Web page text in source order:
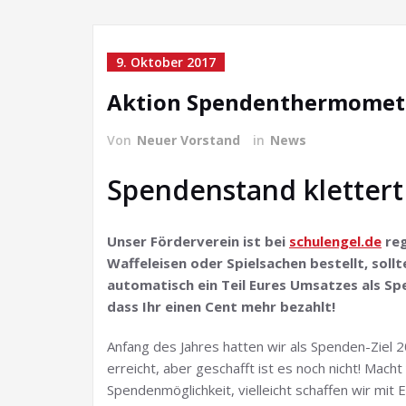
9. Oktober 2017
Aktion
Von Neuer Vorstand in News
Spendenstand
Unser Förderverein ist bei schulengel.de
Waffeleisen oder Spielsachen bestellt,
automatisch ein Teil Eures Umsatzes als
dass Ihr einen Cent mehr bezahlt!
Anfang des Jahres hatten wir als Spenden-
erreicht, aber geschafft ist es noch nicht!
Spendenmöglichkeit, vielleicht schaffen wir mit